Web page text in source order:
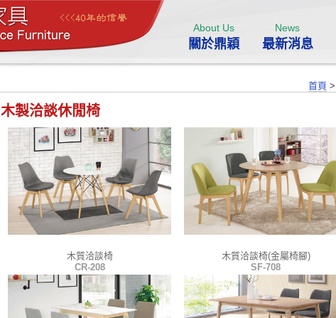
About Us
關於鼎穎
News
最新消息
首頁 >
木製洽談休閒椅
木質洽談椅
CR-208
木質洽談椅(金屬椅腳)
SF-708